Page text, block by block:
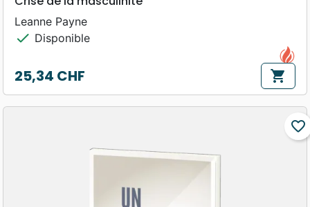
Leanne Payne
check Disponible
Prix
25,34 CHF shopping_cart
favorite_border